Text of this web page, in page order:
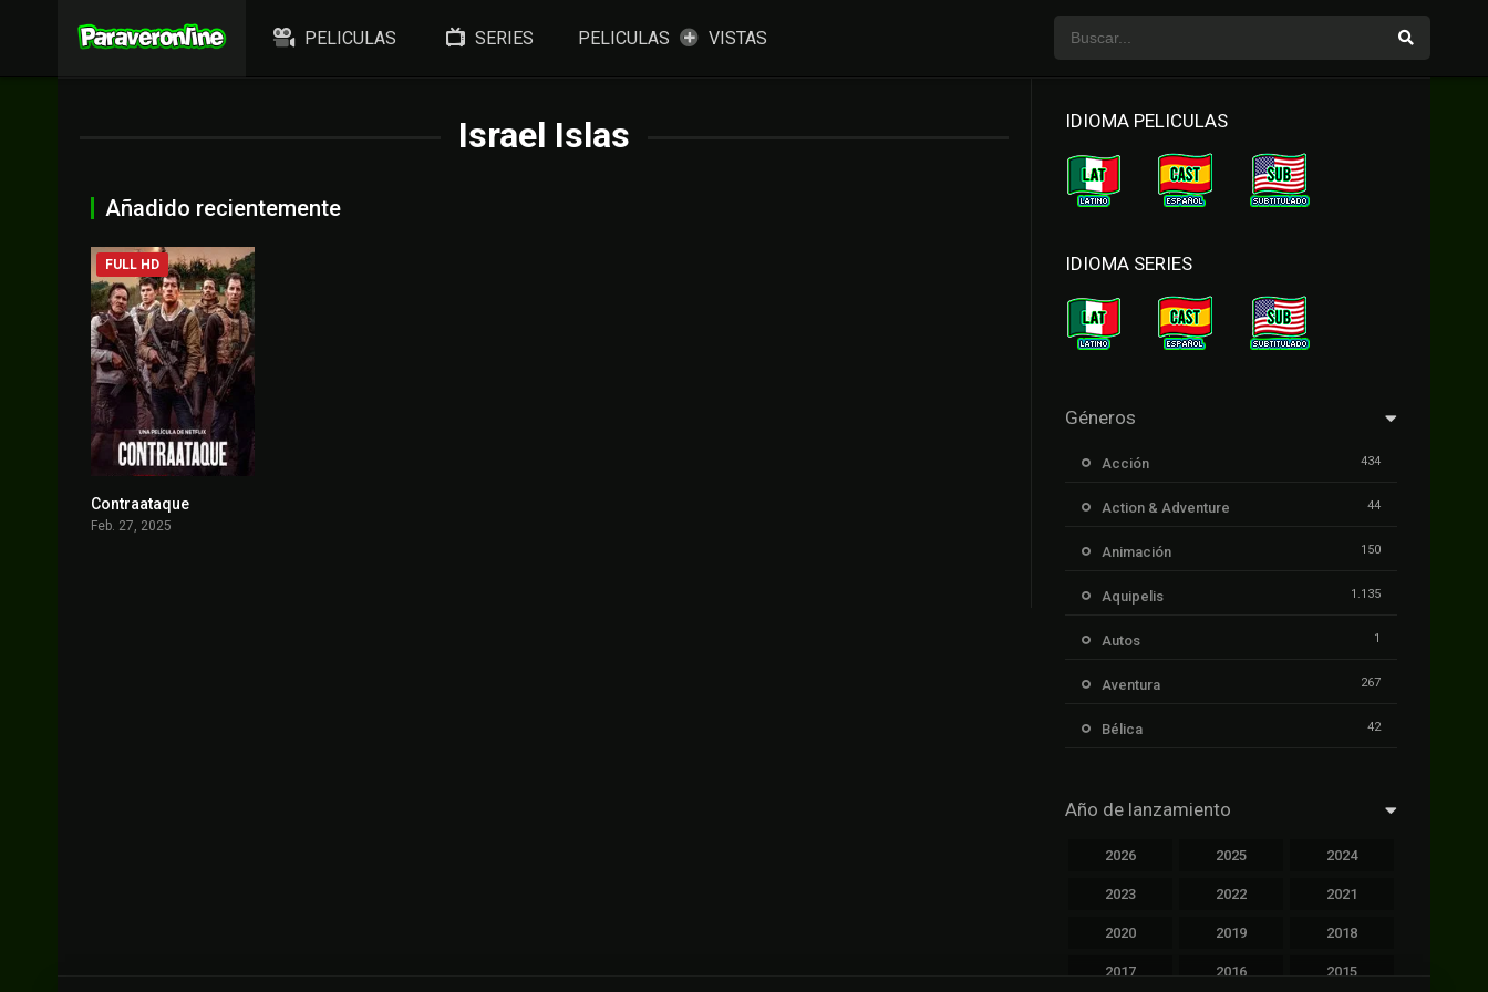
PELICULAS SERIES PELICULAS VISTAS
Israel Islas
Añadido recientemente
FULL HD
Contraataque
Feb. 27, 2025
IDIOMA PELICULAS
IDIOMA SERIES
Géneros
Acción 434
Action & Adventure 44
Animación 150
Aquipelis 1.135
Autos 1
Aventura 267
Bélica 42
Cinecalidad
Cinetux 1.139
Año de lanzamiento
2026 2025 2024
2023 2022 2021
2020 2019 2018
2017 2016 2015